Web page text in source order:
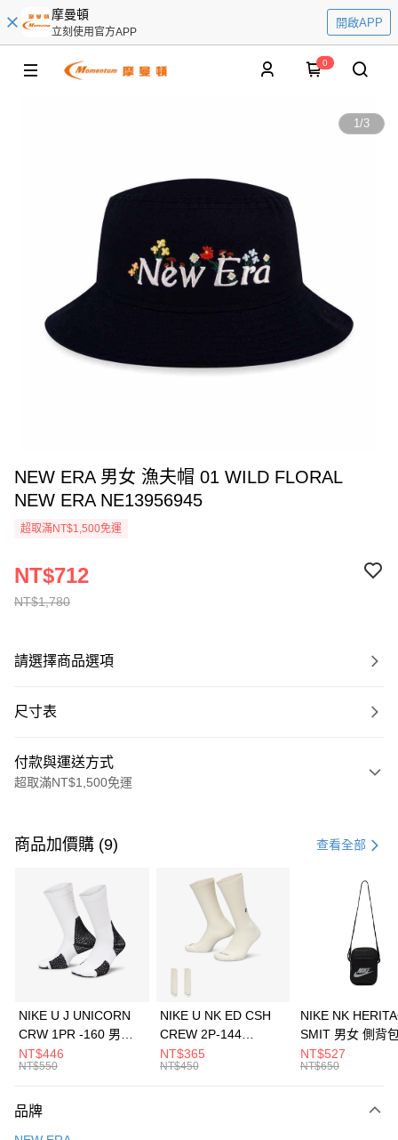
摩曼頓
立刻使用官方APP
開啟APP
0
1/3
NEW ERA 男女 漁夫帽 01 WILD FLORAL
NEW ERA NE13956945
超取滿NT$1,500免運
NT$1,780
NT$712
請選擇商品選項
尺寸表
付款與運送方式
超取滿NT$1,500免運
信用卡一次付款
3 期 0 利率 每期 21家銀行
合作金庫商業銀行
第一商業銀行
華南商業銀行
彰化商業銀行
上海商業儲蓄銀行
元大商業銀行
台灣樂天信用卡公司
Apple Pay
全盈+PAY
AFTEE先享後付
【關於「AFTEE先享後付」】
運送方式
商品加價購 (9) 查看全部
NIKE U J UNICORN
CRW 1PR -160 男女
中統襪 FZ3393100
NT$446
NT$550
NIKE U NK ED CSH
CREW 2P-144
EMBRDY 男女 短統襪
FZ3073133
NT$365
NT$450
NIKE NK
SMIT 男女 側背
BA5871010
NT$527
NT$650
品牌